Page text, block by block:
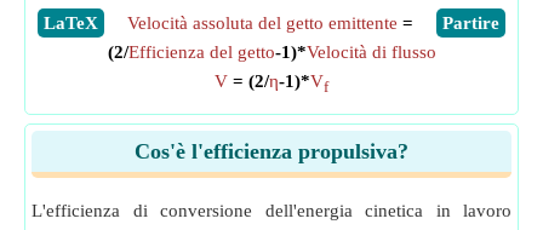
​LaTeX ​Partire
Velocità assoluta del getto emittente =
(2/Efficienza del getto-1)*Velocità di flusso
V = (2/η-1)*Vf
Cos'è l'efficienza propulsiva?
L'efficienza di conversione dell'energia cinetica in lavoro